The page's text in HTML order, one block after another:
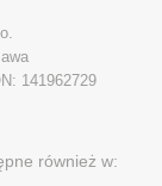
141962729
również w: